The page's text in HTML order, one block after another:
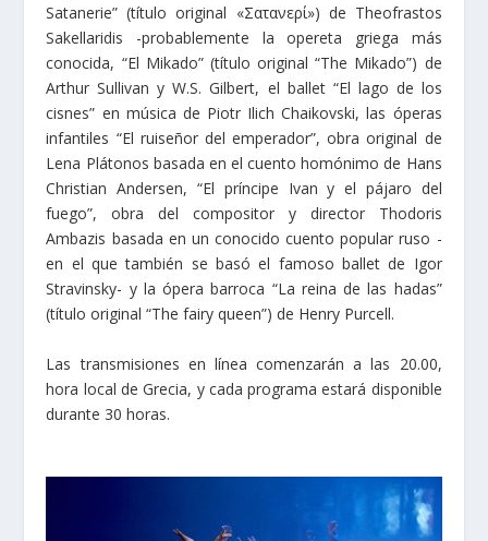
Satanerie” (título original «Σατανερί») de Theofrastos
Sakellaridis -probablemente la opereta griega más
conocida, “El Mikado” (título original “The Mikado”) de
Arthur Sullivan y W.S. Gilbert, el ballet “El lago de los
cisnes” en música de Piotr Ilich Chaikovski, las óperas
infantiles “El ruiseñor del emperador”, obra original de
Lena Plátonos basada en el cuento homónimo de Hans
Christian Andersen, “El príncipe Ivan y el pájaro del
fuego”, obra del compositor y director Thodoris
Ambazis basada en un conocido cuento popular ruso -
en el que también se basó el famoso ballet de Igor
Stravinsky- y la ópera barroca “La reina de las hadas”
(título original “The fairy queen”) de Henry Purcell.
Las transmisiones en línea comenzarán a las 20.00,
hora local de Grecia, y cada programa estará disponible
durante 30 horas.